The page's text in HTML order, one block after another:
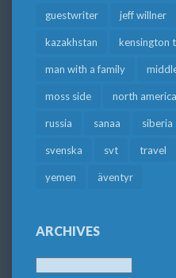
guestwriter jeff willner
kazakhstan kensington
man with a family
moss side north america
russia sanaa siberia
svenska svt travel
yemen äventyr
ARCHIVES